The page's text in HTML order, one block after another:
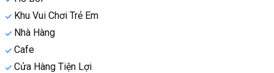
Khu Vui Chơi Trẻ Em
Nhà Hàng
Cafe
Cửa Hàng Tiện Lợi